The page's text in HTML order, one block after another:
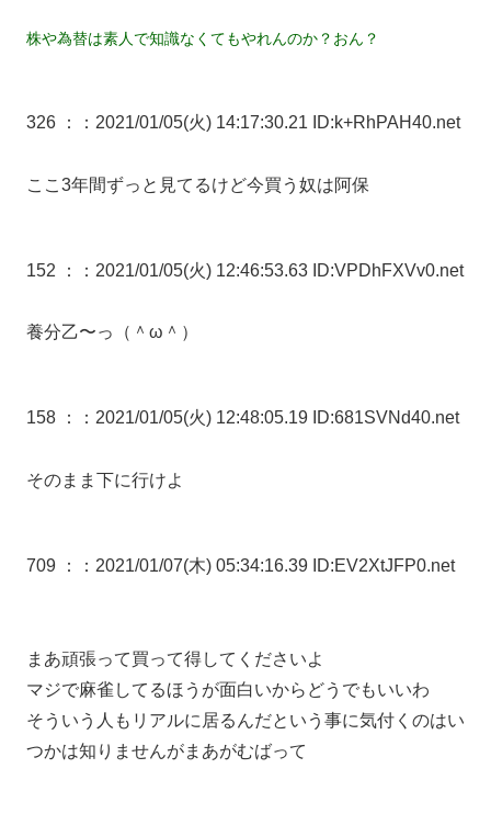
株や為替は素人で知識なくてもやれんのか？おん？
326 ： ：2021/01/05(火) 14:17:30.21 ID:k+RhPAH40.net
ここ3年間ずっと見てるけど今買う奴は阿保
152 ： ：2021/01/05(火) 12:46:53.63 ID:VPDhFXVv0.net
養分乙〜っ（＾ω＾）
158 ： ：2021/01/05(火) 12:48:05.19 ID:681SVNd40.net
そのまま下に行けよ
709 ： ：2021/01/07(木) 05:34:16.39 ID:EV2XtJFP0.net
まあ頑張って買って得してくださいよ
マジで麻雀してるほうが面白いからどうでもいいわ
そういう人もリアルに居るんだという事に気付くのはい
つかは知りませんがまあがむばって